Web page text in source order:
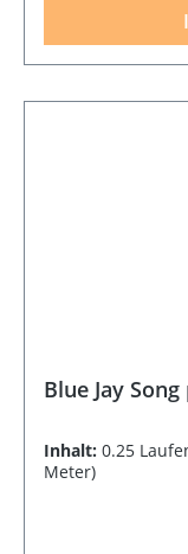
Blue Jay
Inhalt: 0.25
Meter)